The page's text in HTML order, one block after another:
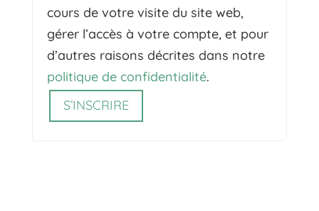
cours de votre visite du site web,
gérer l’accès à votre compte, et pour
d’autres raisons décrites dans notre
politique de confidentialité.
S’INSCRIRE